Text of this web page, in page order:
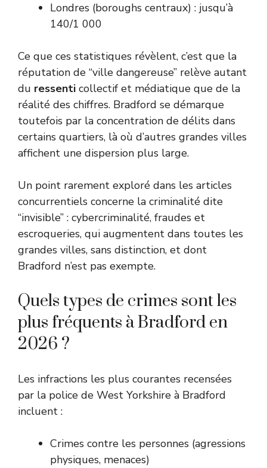
Londres (boroughs centraux) : jusqu’à
140/1 000
Ce que ces statistiques révèlent, c’est que la
réputation de “ville dangereuse” relève autant
du ressenti collectif et médiatique que de la
réalité des chiffres. Bradford se démarque
toutefois par la concentration de délits dans
certains quartiers, là où d’autres grandes villes
affichent une dispersion plus large.
Un point rarement exploré dans les articles
concurrentiels concerne la criminalité dite
“invisible” : cybercriminalité, fraudes et
escroqueries, qui augmentent dans toutes les
grandes villes, sans distinction, et dont
Bradford n’est pas exempte.
Quels types de crimes sont les
plus fréquents à Bradford en
2026 ?
Les infractions les plus courantes recensées
par la police de West Yorkshire à Bradford
incluent :
Crimes contre les personnes (agressions
physiques, menaces)